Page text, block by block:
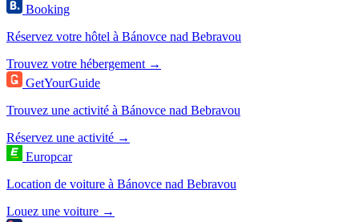
Booking
Réservez votre hôtel à Bánovce nad Bebravou
Trouvez votre hébergement →
GetYourGuide
Trouvez une activité à Bánovce nad Bebravou
Réservez une activité →
Europcar
Location de voiture à Bánovce nad Bebravou
Louez une voiture →